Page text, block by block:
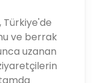
Türkiye'de
ve berrak
uzanan